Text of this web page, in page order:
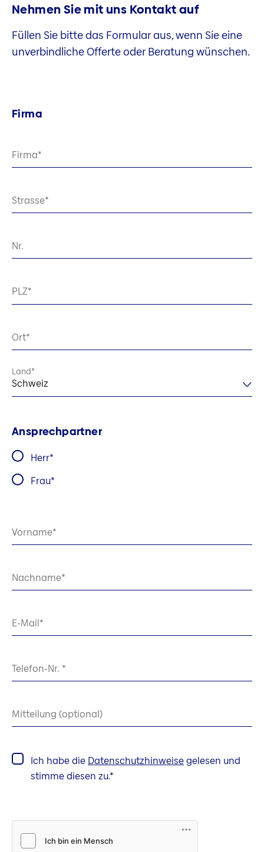
Nehmen Sie mit uns Kontakt auf
Füllen Sie bitte das Formular aus, wenn Sie eine
unverbindliche Offerte oder Beratung wünschen.
Firma
Firma
Strasse
Nr.
PLZ
Ort
Land
Schweiz
Ansprechpartner
Herr
Frau
Vorname
Nachname
E-Mail
Telefon-Nr.
Mitteilung (optional)
Ich habe die Datenschutzhinweisegelesen und
stimme diesen zu.